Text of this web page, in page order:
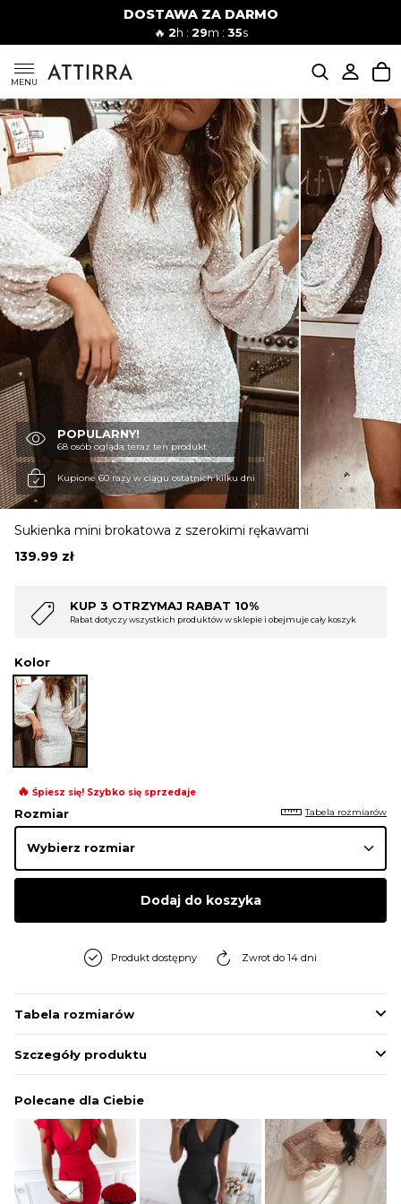
DOSTAWA ZA DARMO
🔥 2h : 29m : 34s
MENU
Mężczyźni
SUKIENKI
KOMPLETY
KOMBINEZONY
DÓŁ DAMSKIE
STROJE KĄPIELOWE
BLUZKI
OBUWIE
BIELIZNA
SWETRY
OKRYCIA WIERZCHNIE
POPULARNY!
68 osób ogląda teraz ten produkt
Kupione 60 razy w ciągu ostatnich kilku dni
Sukienka mini brokatowa z szerokimi rękawami
139.99 zł
10%
w sklepie i obejmuje cały koszyk
KUP 4 OTRZYMAJ RABAT
Rabat dotyczy wszystkich produktów w
Kolor
🔥 Śpiesz się! Szybko się sprzedaje
Rozmiar Tabela rozmiarów
Dodaj do koszyka
Produkt dostępny Zwrot do 14 dni
Tabela rozmiarów
Szczegóły produktu
Polecane dla Ciebie